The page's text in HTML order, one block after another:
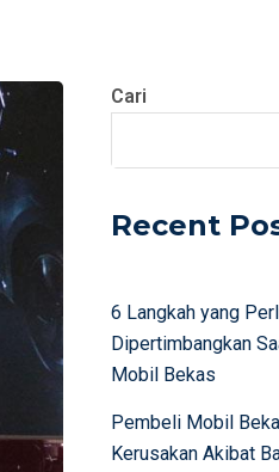
Cari
Recent
6 Langkah yang
Dipertimbangkan
Mobil Bekas
Pembeli Mobil
Kerusakan Akibat